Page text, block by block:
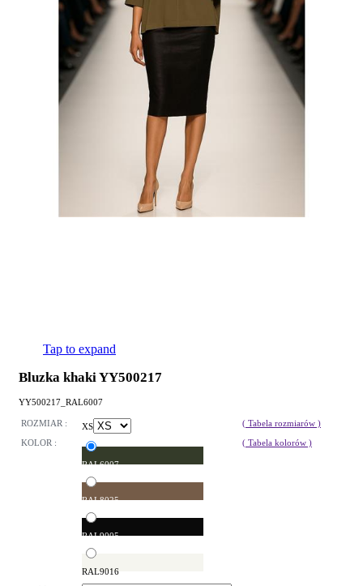
Tap to expand
Bluzka khaki YY500217
YY500217_RAL6007
ROZMIAR : XS
( Tabela rozmiarów )
KOLOR :
RAL6007
RAL8025
RAL9005
RAL9016
( Tabela kolorów )